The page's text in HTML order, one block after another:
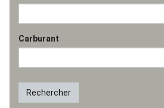
Carburant
Rechercher